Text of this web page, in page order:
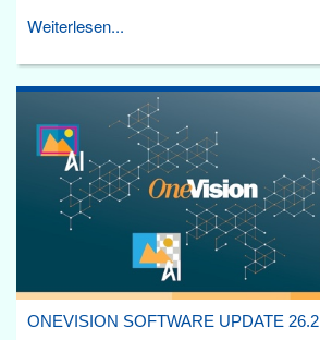
Weiterlesen...
ONEVISION SOFTWARE UPDATE 26.2